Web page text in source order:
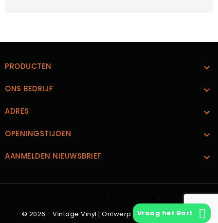
PRODUCTEN 
ONS BEDRIJF 
ADRES 
OPENINGSTIJDEN 
AANMELDEN NIEUWSBRIEF 
© 2026 - Vintage Vinyl | Ontwerp en RealisatieBoks.
Vraag het Bart